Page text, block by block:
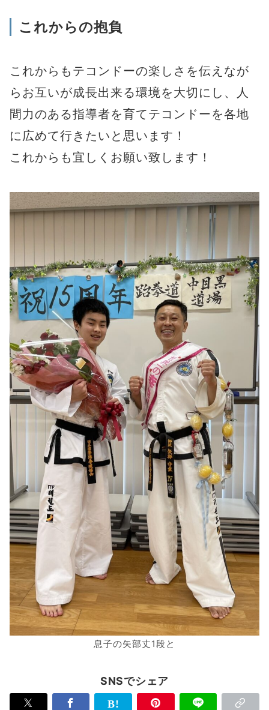
これからの抱負
これからもテコンドーの楽しさを伝えなが
らお互いが成長出来る環境を大切にし、人
間力のある指導者を育てテコンドーを各地
に広めて行きたいと思います！
これからも宜しくお願い致します！
息子の矢部丈1段と
SNSでシェア